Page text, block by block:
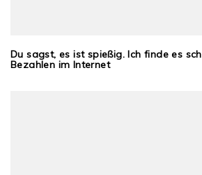
Du sagst, es ist spießig. Ich finde es
Bezahlen im Internet